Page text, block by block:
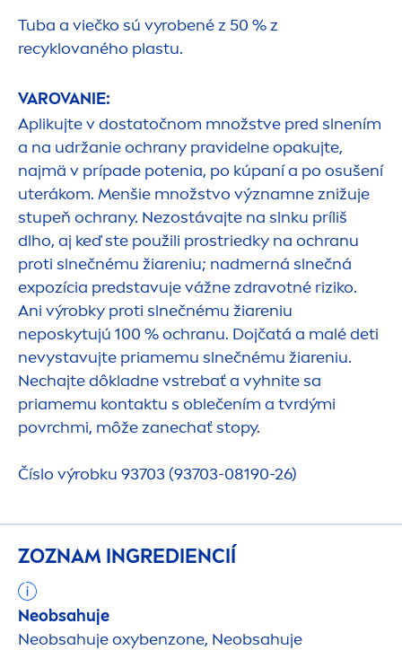
Tuba a viečko sú vyrobené z 50 % z
recyklovaného plastu.
VAROVANIE:
Aplikujte v dostatočnom množstve pred slnením
a na udržanie ochrany pravidelne opakujte,
najmä v prípade potenia, po kúpaní a po osušení
uterákom. Menšie množstvo významne znižuje
stupeň ochrany. Nezostávajte na slnku príliš
dlho, aj keď ste použili prostriedky na ochranu
proti slnečnému žiareniu; nadmerná slnečná
expozícia predstavuje vážne zdravotné riziko.
Ani výrobky proti slnečnému žiareniu
neposkytujú 100 % ochranu. Dojčatá a malé deti
nevystavujte priamemu slnečnému žiareniu.
Nechajte dôkladne vstrebať a vyhnite sa
priamemu kontaktu s oblečením a tvrdými
povrchmi, môže zanechať stopy.
Číslo výrobku 93703 (93703-08190-26)
ZOZNAM INGREDIENCIÍ
Neobsahuje
Neobsahuje oxybenzone, Neobsahuje